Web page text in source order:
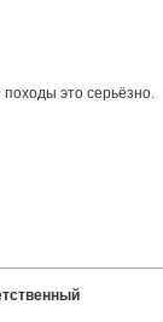
это серьёзно.